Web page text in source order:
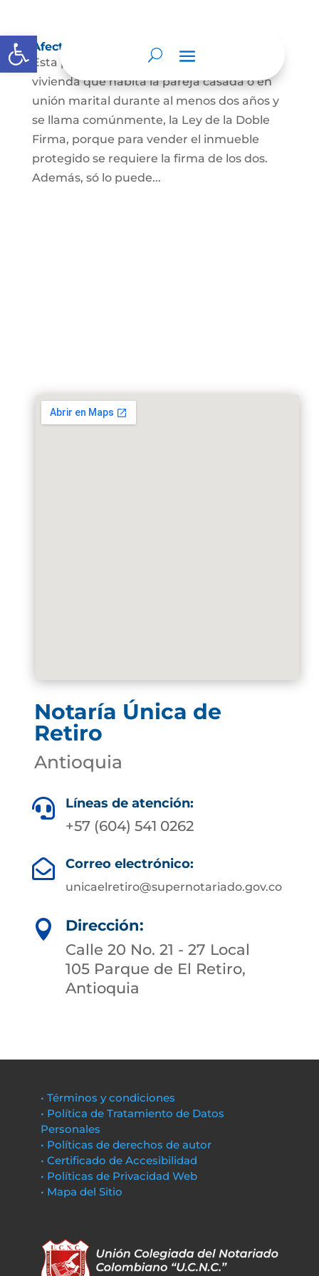
Abrir barra de herramientas
Afectación a Vivienda familiar
Esta protección la ordena la ley sobre la
vivienda que habita la pareja casada o en
unión marital durante al menos dos años y
se llama comúnmente, la Ley de la Doble
Firma, porque para vender el inmueble
protegido se requiere la firma de los dos.
Además, só lo puede...
Notaría Única de
Retiro
Antioquia
 Líneas de atención:
+57 (604) 541 0262
 Correo electrónico:
unicaelretiro@supernotariado.gov.co

Dirección:
Calle 20 No. 21 - 27 Local
105 Parque de El Retiro,
Antioquia
• Términos y condiciones
• Política de Tratamiento de Datos
Personales
• Políticas de derechos de autor
• Certificado de Accesibilidad
• Políticas de Privacidad Web
• Mapa del Sitio